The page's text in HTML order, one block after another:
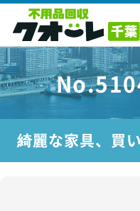
綺麗な家具、買